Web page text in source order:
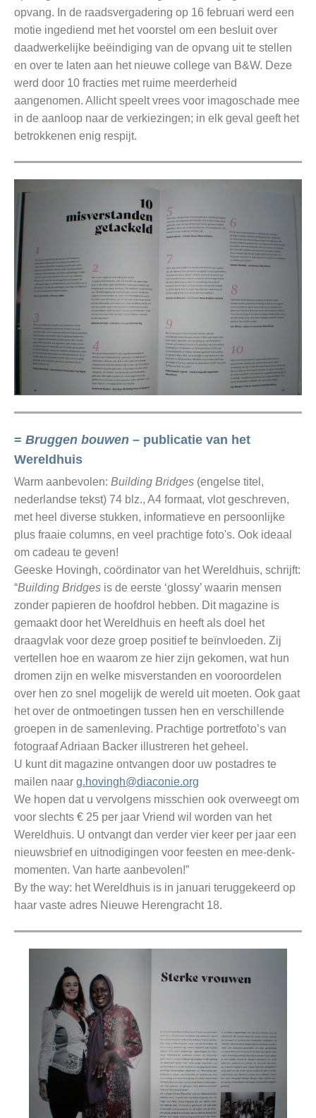
opvang. In de raadsvergadering op 16 februari werd een
motie ingediend met het voorstel om een besluit over
daadwerkelijke beëindiging van de opvang uit te stellen
en over te laten aan het nieuwe college van B&W. Deze
werd door 10 fracties met ruime meerderheid
aangenomen. Allicht speelt vrees voor imagoschade mee
in de aanloop naar de verkiezingen; in elk geval geeft het
betrokkenen enig respijt.
= Bruggen bouwen – publicatie van het
Wereldhuis
Warm aanbevolen: Building Bridges (engelse titel,
nederlandse tekst) 74 blz., A4 formaat, vlot geschreven,
met heel diverse stukken, informatieve en persoonlijke
plus fraaie columns, en veel prachtige foto's. Ook ideaal
om cadeau te geven!
Geeske Hovingh, coördinator van het Wereldhuis, schrijft:
“Building Bridges is de eerste ‘glossy’ waarin mensen
zonder papieren de hoofdrol hebben. Dit magazine is
gemaakt door het Wereldhuis en heeft als doel het
draagvlak voor deze groep positief te beïnvloeden. Zij
vertellen hoe en waarom ze hier zijn gekomen, wat hun
dromen zijn en welke misverstanden en vooroordelen
over hen zo snel mogelijk de wereld uit moeten. Ook gaat
het over de ontmoetingen tussen hen en verschillende
groepen in de samenleving. Prachtige portretfoto’s van
fotograaf Adriaan Backer illustreren het geheel.
U kunt dit magazine ontvangen door uw postadres te
mailen naar g.hovingh@diaconie.org
We hopen dat u vervolgens misschien ook overweegt om
voor slechts € 25 per jaar Vriend wil worden van het
Wereldhuis. U ontvangt dan verder vier keer per jaar een
nieuwsbrief en uitnodigingen voor feesten en mee-denk-
momenten. Van harte aanbevolen!”
By the way: het Wereldhuis is in januari teruggekeerd op
haar vaste adres Nieuwe Herengracht 18.